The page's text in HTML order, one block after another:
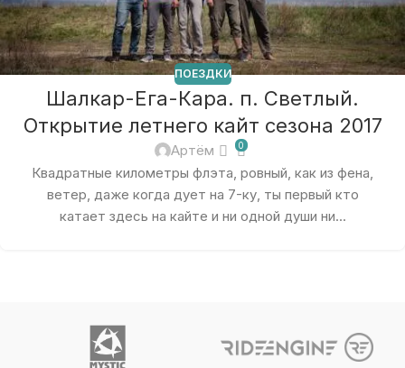
ПОЕЗДКИ
Шалкар-Ега-Кара. п. Светлый.
Открытие летнего кайт сезона 2017
Артём 0
Квадратные километры флэта, ровный, как из фена,
ветер, даже когда дует на 7-ку, ты первый кто
катает здесь на кайте и ни одной души ни...